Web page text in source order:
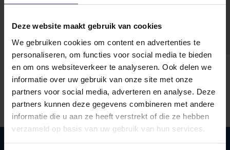
Deze website maakt gebruik van cookies
We gebruiken cookies om content en advertenties te
personaliseren, om functies voor social media te bieden
en om ons websiteverkeer te analyseren. Ook delen we
informatie over uw gebruik van onze site met onze
partners voor social media, adverteren en analyse. Deze
partners kunnen deze gegevens combineren met andere
informatie die u aan ze heeft verstrekt of die ze hebben
verzameld op basis van uw gebruik van hun services.